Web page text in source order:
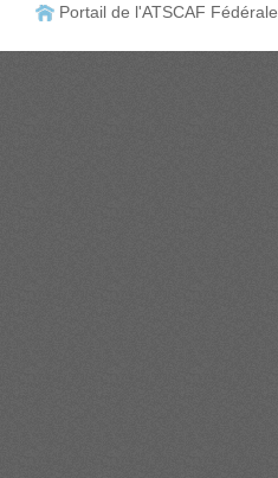
Portail de l'ATSCAF Fédérale